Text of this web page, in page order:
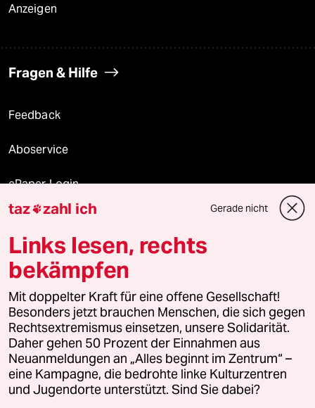
Anzeigen
Fragen & Hilfe
Feedback
Aboservice
ePaper Login
Downloads für Abonnierende
© 2026 taz Verlags und Vertriebs GmbH
Alle Rechte vorbehalten. Bei rechtlichen Fragen oder für Genehmigungen
wenden Sie sich bitte an
lizenzen@taz.de
Feedback Redaktionsstatut Kommune-Richtlinien
Leitlinie Informant Datenschutz Impressum AGB
taz zahl ich Gerade nicht
Links lesen, rechts
bekämpfen
Mit doppelter Kraft für eine offene Gesellschaft!
Besonders jetzt brauchen Menschen, die sich gegen
Rechtsextremismus einsetzen, unsere Solidarität.
Daher gehen 50 Prozent der Einnahmen aus
Neuanmeldungen an „Alles beginnt im Zentrum“ –
eine Kampagne, die bedrohte linke Kulturzentren
und Jugendorte unterstützt. Sind Sie dabei?